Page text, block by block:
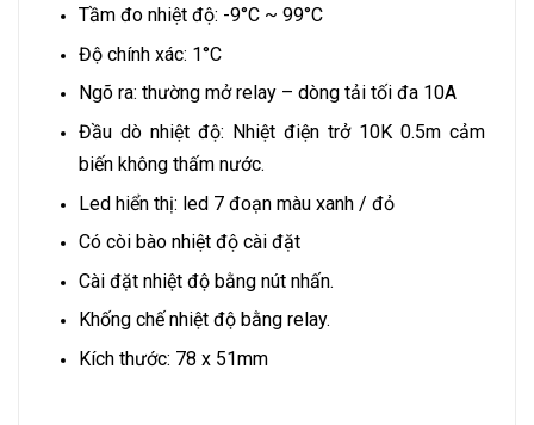
Tầm đo nhiệt độ: -9°C ~ 99°C
Độ chính xác: 1°C
Ngõ ra: thường mở relay – dòng tải tối đa 10A
Đầu dò nhiệt độ: Nhiệt điện trở 10K 0.5m cảm
biến không thấm nước.
Led hiển thị: led 7 đoạn màu xanh / đỏ
Có còi bào nhiệt độ cài đặt
Cài đặt nhiệt độ bằng nút nhấn.
Khống chế nhiệt độ bằng relay.
Kích thước: 78 x 51mm